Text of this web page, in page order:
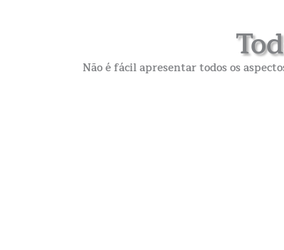
Não é fácil apresentar todos os